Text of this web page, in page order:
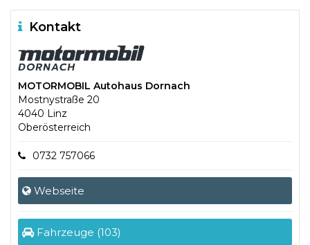
Kontakt
MOTORMOBIL Autohaus Dornach
Mostnystraße 20
4040 Linz
Oberösterreich
0732 757066
Webseite
Fahrzeuge (103)